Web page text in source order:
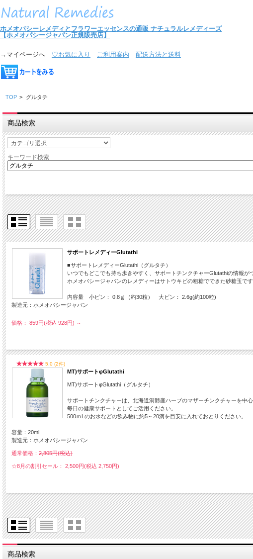
ホメオパシーレメディとフラワーエッセンスの通販 ナチュラルレメディーズ
【ホメオパシージャパン正規販売店】
→マイページへ ♡お気に入り ご利用案内 配送方法と送料
TOP > グルタチ
商品検索
キーワード検索
サポートレメディーGlutathi
■サポートレメディーGlutathi（グルタチ）
いつでもどこでも持ち歩きやすく、サポートチンクチャーGlutathiの情報が
ホメオパシージャパンのレメディーはサトウキビの粗糖でできた砂糖玉です
内容量 小ビン： 0.8ｇ（約30粒） 大ビン： 2.6g(約100粒)
製造元：ホメオパシージャパン
価格： 859円(税込 928円) ～
5.0 (2件)
MT)サポートφGlutathi
MT)サポートφGlutathi（グルタチ）
サポートチンクチャーは、北海道洞爺産ハーブのマザーチンクチャーを中
毎日の健康サポートとしてご活用ください。
500ｍLのお水などの飲み物に約5～20滴を目安に入れておとりください。
容量：20ml
製造元：ホメオパシージャパン
通常価格： 2,805円(税込)
☆8月の割引セール： 2,500円(税込 2,750円)
商品検索